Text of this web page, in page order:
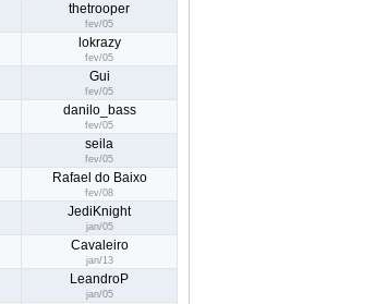
thetrooper
fev/05
lokrazy
fev/05
Gui
fev/05
danilo_bass
fev/05
seila
fev/05
Rafael do Baixo
fev/08
JediKnight
jan/05
Cavaleiro
jan/13
LeandroP
jan/05